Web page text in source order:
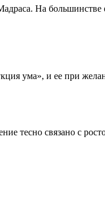
На большинстве
ума», и ее при
тесно связано с